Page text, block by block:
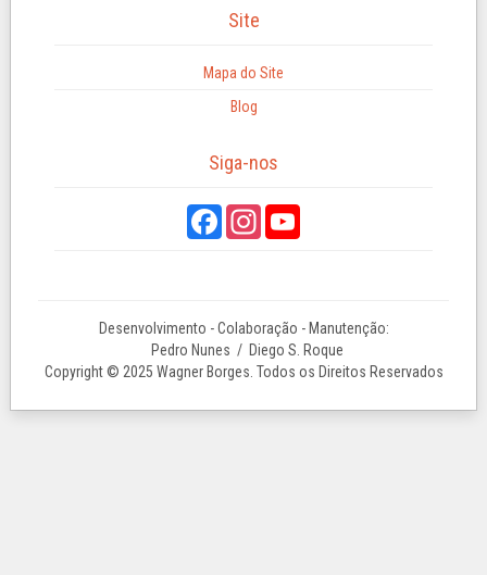
Site
Mapa do Site
Blog
Siga-nos
Desenvolvimento - Colaboração - Manutenção:
Pedro Nunes / Diego S. Roque
Copyright © 2025 Wagner Borges. Todos os Direitos Reservados